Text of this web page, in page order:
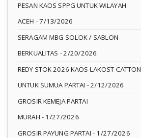
PESAN KAOS SPPG UNTUK WILAYAH
ACEH - 7/13/2026
SERAGAM MBG SOLOK / SABLON
BERKUALITAS - 2/20/2026
REDY STOK 2026 KAOS LAKOST CATTON
UNTUK SUMUA PARTAI - 2/12/2026
GROSIR KEMEJA PARTAI
MURAH - 1/27/2026
GROSIR PAYUNG PARTAI - 1/27/2026